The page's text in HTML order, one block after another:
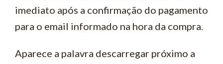
imediato após a confirmação do pagamento
para o email informado na hora da compra.
Aparece a palavra descarregar próximo a